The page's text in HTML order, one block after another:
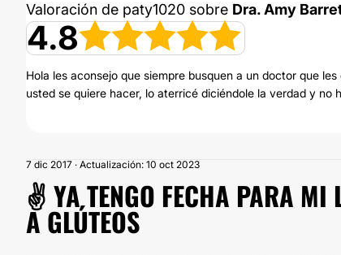
Valoración de paty1020 sobre Dra. Amy
4.8
Hola les aconsejo que siempre busquen a un doctor que
usted se quiere hacer, lo aterricé diciéndole la verdad y no
7 dic 2017 · Actualización: 10 oct 2023
✌️ YA TENGO FECHA PARA MI
A GLÚTEOS